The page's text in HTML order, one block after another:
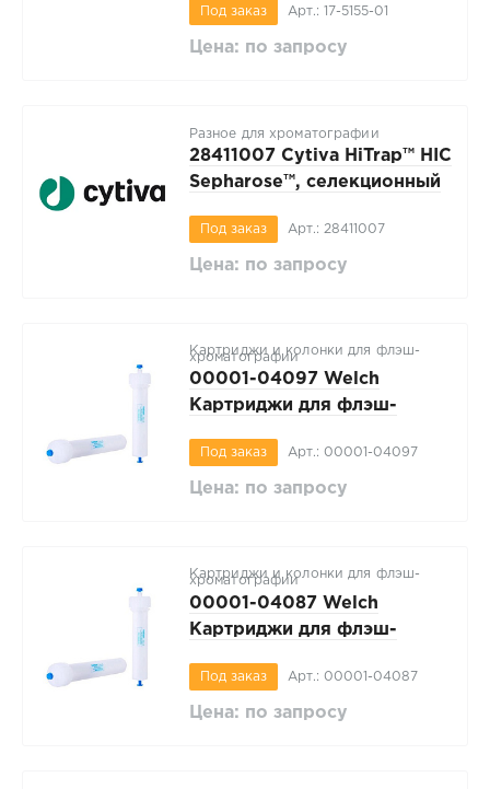
мелкомасштабной очистки
белков, 5 х 1 мл, Cytiva
Цена: по запросу
Под заказ Арт.: 17-5155-01
Разное для хроматографии
28411007 Cytiva HiTrap™ HIC
Sepharose™, селекционный
Cytiva
Цена: по запросу
Под заказ Арт.: 28411007
Картриджи и колонки для флэш-
хроматографии
00001-04097 Welch
Картриджи для флэш-
SiO2-I, регулярный 40-
70мкм, вес сорбента 800г,
Цена: по запросу
Под заказ Арт.: 00001-04097
Картриджи и колонки для флэш-
хроматографии
00001-04087 Welch
Картриджи для флэш-
SiO2-I, регулярный 40-
70мкм, вес сорбента 330г, 1
Цена: по запросу
Под заказ Арт.: 00001-04087